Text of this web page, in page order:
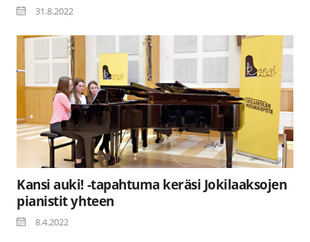
31.8.2022
Kansi auki! -tapahtuma keräsi Jokilaaksojen
pianistit yhteen
8.4.2022